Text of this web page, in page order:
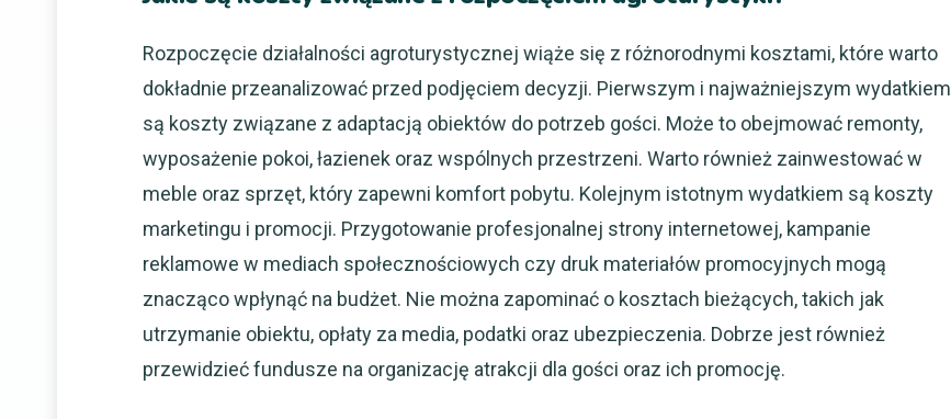
Rozpoczęcie działalności agroturystycznej wiąże się z różnorodnymi kosztami, które warto
dokładnie przeanalizować przed podjęciem decyzji. Pierwszym i najważniejszym wydatkiem
są koszty związane z adaptacją obiektów do potrzeb gości. Może to obejmować remonty,
wyposażenie pokoi, łazienek oraz wspólnych przestrzeni. Warto również zainwestować w
meble oraz sprzęt, który zapewni komfort pobytu. Kolejnym istotnym wydatkiem są koszty
marketingu i promocji. Przygotowanie profesjonalnej strony internetowej, kampanie
reklamowe w mediach społecznościowych czy druk materiałów promocyjnych mogą
znacząco wpłynąć na budżet. Nie można zapominać o kosztach bieżących, takich jak
utrzymanie obiektu, opłaty za media, podatki oraz ubezpieczenia. Dobrze jest również
przewidzieć fundusze na organizację atrakcji dla gości oraz ich promocję.